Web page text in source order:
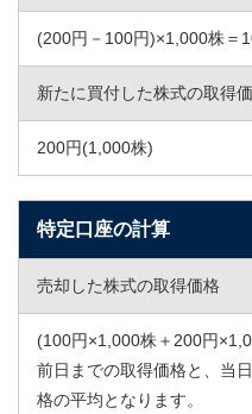
(200円－100円)×1,000株＝
新たに買付した株式の取得
200円(1,000株)
特定口座の計算
売却した株式の取得価格
(100円×1,000株＋200円
前日までの取得価格と、当
格の平均となります。